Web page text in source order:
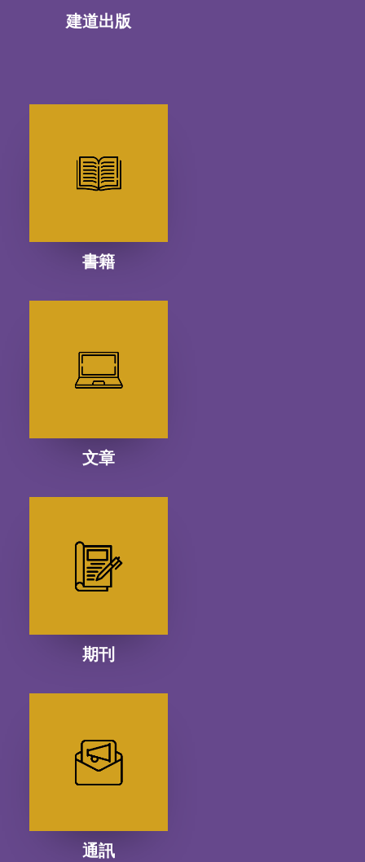
建道出版
書籍
文章
期刊
通訊